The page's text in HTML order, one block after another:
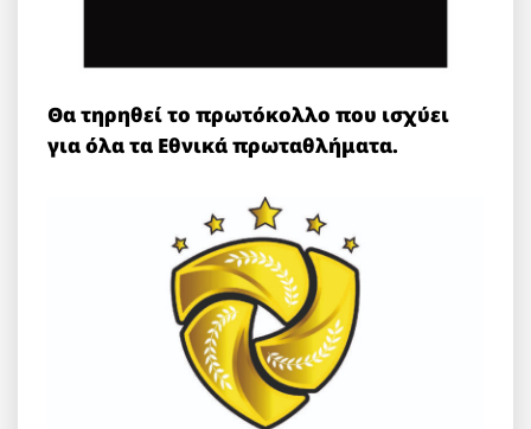
Θα τηρηθεί το πρωτόκολλο που ισχύει
για όλα τα Εθνικά πρωταθλήματα.